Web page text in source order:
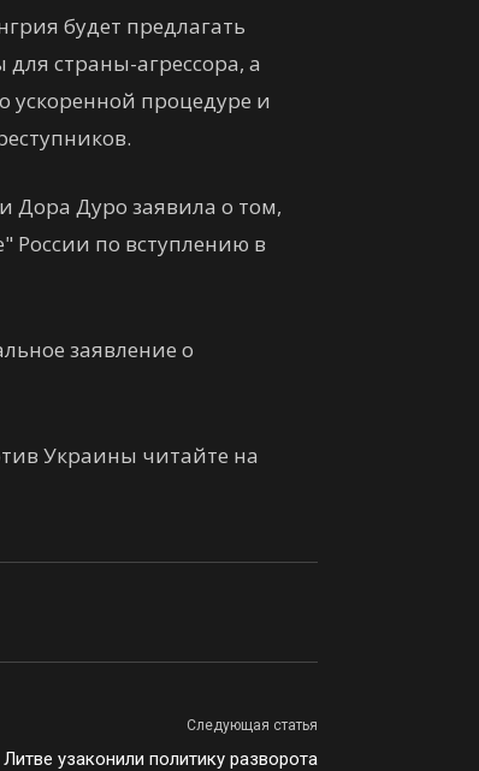
будет предлагать
страны-агрессора, а
ускоренной процедуре и
Дора Дуро заявила о том,
России по вступлению в
заявление о
Украины читайте на
Следующая статья
узаконили политику разворота